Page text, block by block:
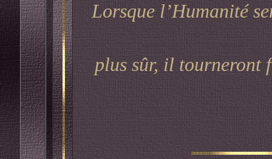
Lorsque l’Humanité
plus sûr, il tourneront